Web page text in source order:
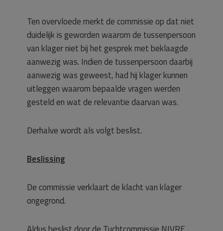
Ten overvloede merkt de commissie op dat niet
duidelijk is geworden waarom de tussenpersoon
van klager niet bij het gesprek met beklaagde
aanwezig was. Indien de tussenpersoon daarbij
aanwezig was geweest, had hij klager kunnen
uitleggen waarom bepaalde vragen werden
gesteld en wat de relevantie daarvan was.
Derhalve wordt als volgt beslist.
Beslissing
De commissie verklaart de klacht van klager
ongegrond.